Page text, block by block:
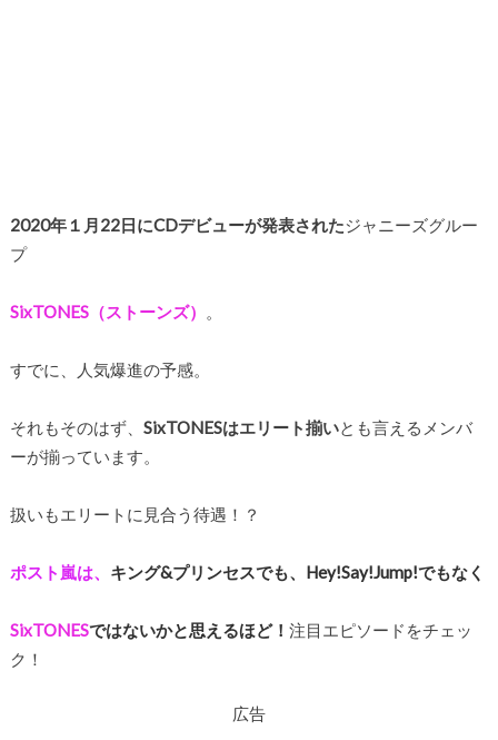
2020年１月22日にCDデビューが発表されたジャニーズグルー
プ
SixTONES（ストーンズ） 。
すでに、人気爆進の予感。
それもそのはず、 SixTONESはエリート揃いとも言えるメンバ
ーが揃っています。
扱いもエリートに見合う待遇！？
ポスト嵐は、 キング&プリンセスでも、Hey!Say!Jump!でもなく
SixTONESではないかと思えるほど！ 注目エピソードをチェッ
ク！
広告